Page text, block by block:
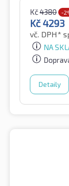
Kč4380 -
Kč4293
vč. DPH*
NA
Detaily